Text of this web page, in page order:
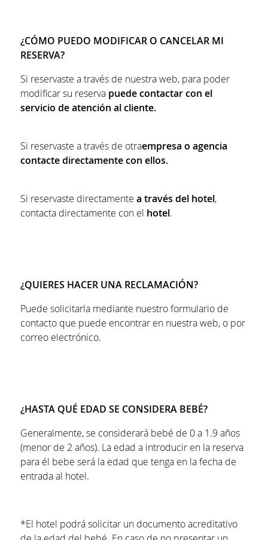
¿CÓMO PUEDO MODIFICAR O CANCELAR MI
RESERVA?
Si reservaste a través de nuestra web, para poder
modificar su reserva puede contactar con el
servicio de atención al cliente.
Si reservaste a través de otraempresa o agencia
contacte directamente con ellos.
Si reservaste directamente a través del hotel,
contacta directamente con el hotel.
¿QUIERES HACER UNA RECLAMACIÓN?
Puede solicitarla mediante nuestro formulario de
contacto que puede encontrar en nuestra web, o por
correo electrónico.
¿HASTA QUÉ EDAD SE CONSIDERA BEBÉ?
Generalmente, se considerará bebé de 0 a 1.9 años
(menor de 2 años). La edad a introducir en la reserva
para él bebe será la edad que tenga en la fecha de
entrada al hotel.
*El hotel podrá solicitar un documento acreditativo